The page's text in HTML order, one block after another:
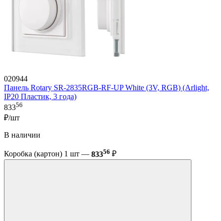
020944
Панель Rotary SR-2835RGB-RF-UP White (3V, RGB) (Arlight,
IP20 Пластик, 3 года)
83356
₽/шт
В наличии
Коробка (картон) 1 шт — 83356 ₽